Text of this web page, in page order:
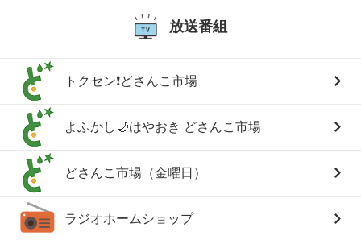
放送番組
トクセン❗どさんこ市場
よふかし🌙はやおき どさんこ市場
どさんこ市場（金曜日）
ラジオホームショップ